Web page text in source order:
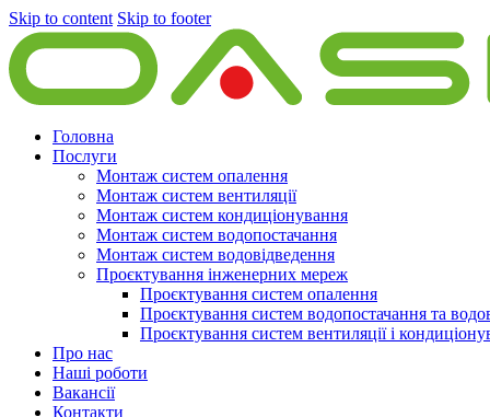
Skip to content Skip to footer
Головна
Послуги
Монтаж систем опалення
Монтаж систем вентиляції
Монтаж систем кондиціонування
Монтаж систем водопостачання
Монтаж систем водовідведення
Проєктування інженерних мереж
Проєктування систем опалення
Проєктування систем водопостачання та
Проєктування систем вентиляції і
Про нас
Наші роботи
Вакансії
Контакти